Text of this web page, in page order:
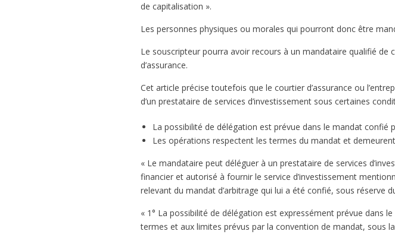
de capitalisation ».
Les personnes physiques ou morales qui pourront donc être
Le souscripteur pourra avoir recours à un mandataire qualifié de
d’assurance.
Cet article précise toutefois que le courtier d’assurance ou
d’un prestataire de services d’investissement sous certaines
La possibilité de délégation est prévue dans le mandat confié
Les opérations respectent les termes du mandat et
« Le mandataire peut déléguer à un prestataire de services
financier et autorisé à fournir le service d’investissement
relevant du mandat d’arbitrage qui lui a été confié, sous réserve
« 1° La possibilité de délégation est expressément prévue dans
termes et aux limites prévus par la convention de mandat, sous